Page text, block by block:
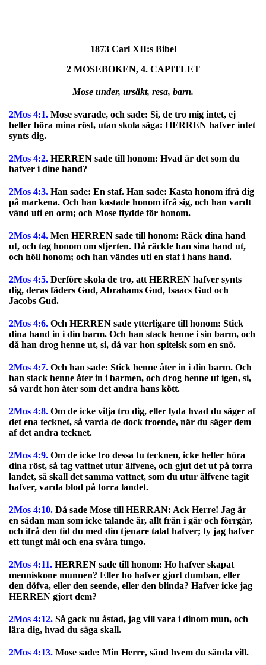
1873 Carl XII:s Bibel
2 MOSEBOKEN, 4. CAPITLET
Mose under, ursäkt, resa, barn.
2Mos 4:1. Mose svarade, och sade: Si, de tro mig intet, ej
heller höra mina röst, utan skola säga: HERREN hafver intet
synts dig.
2Mos 4:2. HERREN sade till honom: Hvad är det som du
hafver i dine hand?
2Mos 4:3. Han sade: En staf. Han sade: Kasta honom ifrå dig
på markena. Och han kastade honom ifrå sig, och han vardt
vänd uti en orm; och Mose flydde för honom.
2Mos 4:4. Men HERREN sade till honom: Räck dina hand
ut, och tag honom om stjerten. Då räckte han sina hand ut,
och höll honom; och han vändes uti en staf i hans hand.
2Mos 4:5. Derföre skola de tro, att HERREN hafver synts
dig, deras fäders Gud, Abrahams Gud, Isaacs Gud och
Jacobs Gud.
2Mos 4:6. Och HERREN sade ytterligare till honom: Stick
dina hand in i din barm. Och han stack henne i sin barm, och
då han drog henne ut, si, då var hon spitelsk som en snö.
2Mos 4:7. Och han sade: Stick henne åter in i din barm. Och
han stack henne åter in i barmen, och drog henne ut igen, si,
så vardt hon åter som det andra hans kött.
2Mos 4:8. Om de icke vilja tro dig, eller lyda hvad du säger af
det ena tecknet, så varda de dock troende, när du säger dem
af det andra tecknet.
2Mos 4:9. Om de icke tro dessa tu tecknen, icke heller höra
dina röst, så tag vattnet utur älfvene, och gjut det ut på torra
landet, så skall det samma vattnet, som du utur älfvene tagit
hafver, varda blod på torra landet.
2Mos 4:10. Då sade Mose till HERRAN: Ack Herre! Jag är
en sådan man som icke talande är, allt från i går och förrgår,
och ifrå den tid du med din tjenare talat hafver; ty jag hafver
ett tungt mål och ena svåra tungo.
2Mos 4:11. HERREN sade till honom: Ho hafver skapat
menniskone munnen? Eller ho hafver gjort dumban, eller
den döfva, eller den seende, eller den blinda? Hafver icke jag
HERREN gjort dem?
2Mos 4:12. Så gack nu åstad, jag vill vara i dinom mun, och
lära dig, hvad du säga skall.
2Mos 4:13. Mose sade: Min Herre, sänd hvem du sända vill.